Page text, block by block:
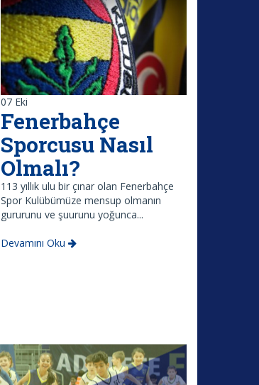
07 Eki
Fenerbahçe
Sporcusu Nasıl
Olmalı?
113 yıllık ulu bir çınar olan Fenerbahçe
Spor Kulübümüze mensup olmanın
gururunu ve şuurunu yoğunca...
Devamını Oku